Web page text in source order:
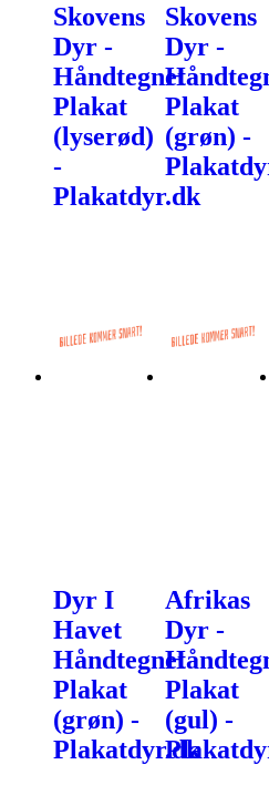
Skovens
Dyr -
Håndtegnet
Plakat
(lyserød)
-
Plakatdyr.dk
Skovens
Dyr -
Plakat
(grøn) -
Dyr I
Havet
Håndtegnet
Plakat
(grøn) -
Plakatdyr.dk
Afrikas
Dyr -
Plakat
(gul) -